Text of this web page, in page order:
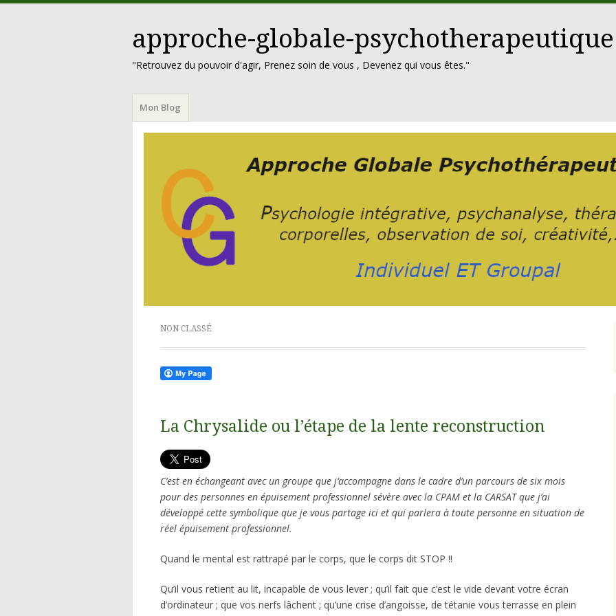
approche-globale-psychotherapeutique
"Retrouvez du pouvoir d'agir, Prenez soin de vous , Devenez qui vous êtes."
Menu
Aller
au
contenu
Mon Blog
NON CLASSÉ
La Chrysalide ou l’étape de la lente reconstruction
C’est en échangeant avec un groupe que j’accompagne dans le cadre d’un parcours de six mois
pour des personnes en épuisement professionnel sévère avec la CPAM et la CARSAT que j’ai
développé cette symbolique que je vous partage ici et qui parlera à toute personne en situation de
réel épuisement professionnel.
Quand le mental est rattrapé par le corps, que le corps dit STOP !!
Qu’il vous retient au lit, incapable de vous lever ; qu’il fait que c’est le vide devant votre écran
d’ordinateur ; que vos nerfs lâchent ; qu’une crise d’angoisse, de tétanie vous terrasse en plein